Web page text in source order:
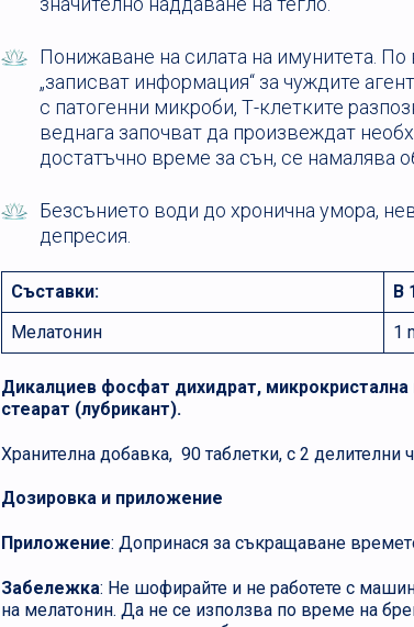
Понижаване на силата на имунитета.
„записват информация“ за чуждите
с патогенни микроби, Т-клетките
веднага започват да произвеждат
достатъчно време за сън, се намалява
Безсънието води до хронична умора,
депресия.
Съставки:
В
Мелатонин
1
Дикалциев фосфат дихидрат, микрокристална
стеарат (лубрикант).
Хранителна добавка, 90 таблетки, с 2 делителни
Дозировка и приложение
Приложение: Допринася за съкращаване
Забележка: Не шофирайте и не работете с
на мелатонин. Да не се използва по време на